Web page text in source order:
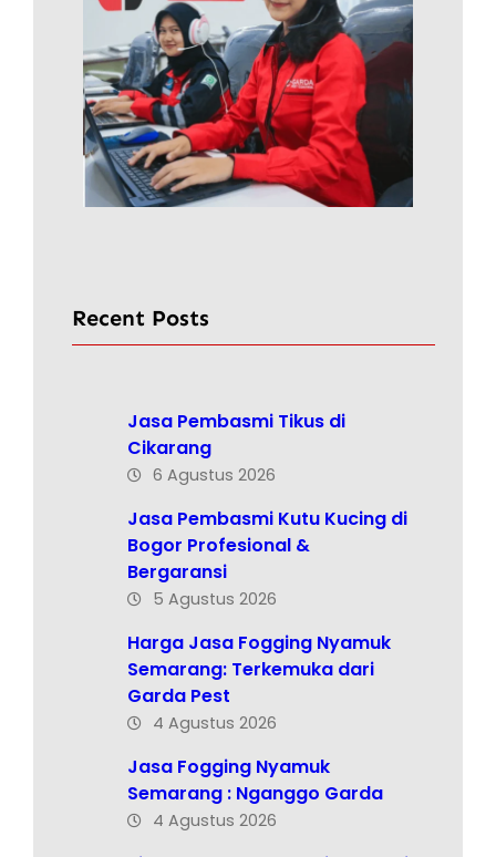
Recent Posts
Jasa Pembasmi Tikus di
Cikarang
6 Agustus 2026
Jasa Pembasmi Kutu Kucing di
Bogor Profesional &
Bergaransi
5 Agustus 2026
Harga Jasa Fogging Nyamuk
Semarang: Terkemuka dari
Garda Pest
4 Agustus 2026
Jasa Fogging Nyamuk
Semarang : Nganggo Garda
4 Agustus 2026